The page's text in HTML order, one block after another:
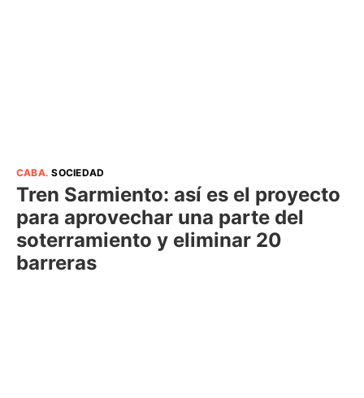
CABA.SOCIEDAD
Tren Sarmiento: así es el proyecto
para aprovechar una parte del
soterramiento y eliminar 20
barreras